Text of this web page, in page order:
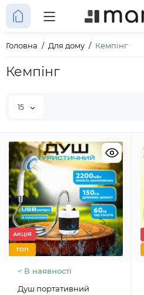
Головна Для дому Кемпінг
Кемпінг
15
АКЦІЯ
ТОП
В наявності
Душ портативний